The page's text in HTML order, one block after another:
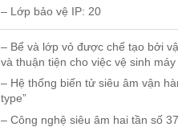
– Lớp bảo vệ IP: 20
– Bể và lớp vỏ được chế tạo bởi
và thuận tiện cho việc vệ sinh
– Hệ thống biến tử siêu âm vận
type”
– Công nghệ siêu âm hai tần số